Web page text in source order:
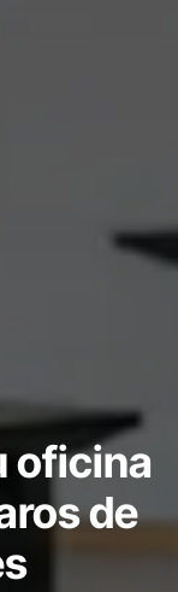
oficina
de